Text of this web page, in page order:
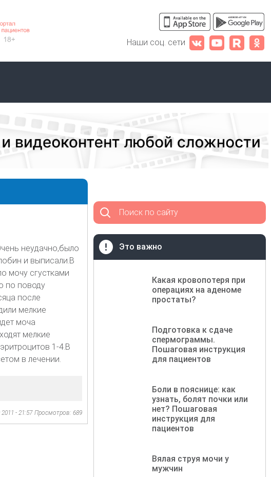
Наши соц. сети
неудачно,было
и выписали.В
мочу сгустками
по поводу
после
мелкие
моча
мелкие
1-4.В
в лечении.
- 21:57 Просмотров: 689
Поиск по сайту
Это важно
Какая кровопотеря при
операциях на аденоме
простаты?
Подготовка к сдаче
спермограммы.
Пошаговая инструкция
для пациентов
Боли в пояснице: как
узнать, болят почки или
нет? Пошаговая
инструкция для
пациентов
Вялая струя мочи у
мужчин